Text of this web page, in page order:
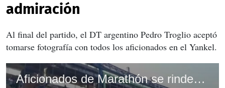
admiración
Al final del partido, el DT argentino Pedro Troglio aceptó
tomarse fotografía con todos los aficionados en el Yankel.
Aficionados de Marathón se rinden ante Pedro Troglio en el Yankel y le muestran admiración